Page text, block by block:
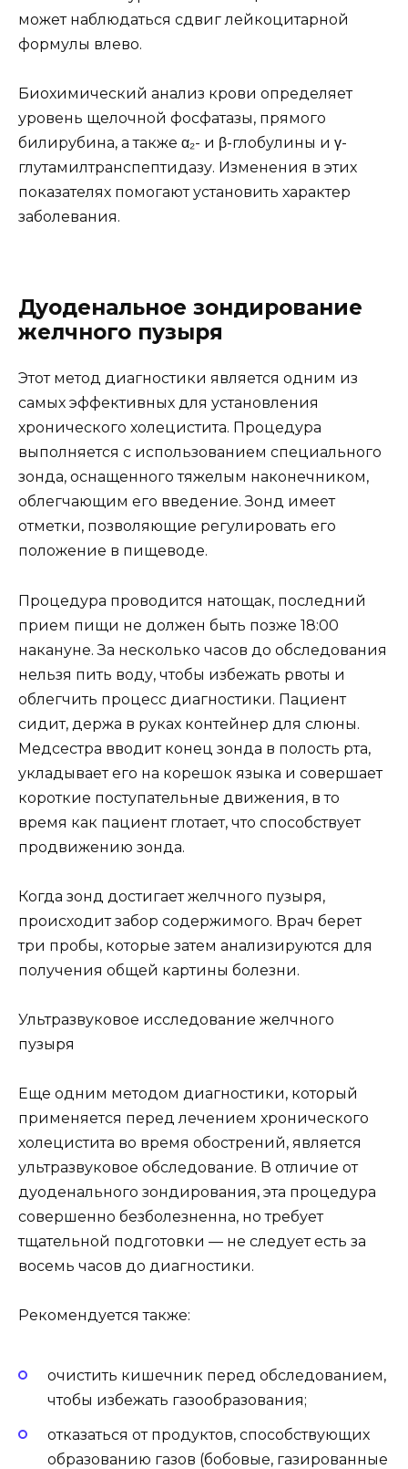
может наблюдаться сдвиг лейкоцитарной
формулы влево.
Биохимический анализ крови определяет
уровень щелочной фосфатазы, прямого
билирубина, а также α₂- и β-глобулины и γ-
глутамилтранспептидазу. Изменения в этих
показателях помогают установить характер
заболевания.
Дуоденальное зондирование
желчного пузыря
Этот метод диагностики является одним из
самых эффективных для установления
хронического холецистита. Процедура
выполняется с использованием специального
зонда, оснащенного тяжелым наконечником,
облегчающим его введение. Зонд имеет
отметки, позволяющие регулировать его
положение в пищеводе.
Процедура проводится натощак, последний
прием пищи не должен быть позже 18:00
накануне. За несколько часов до обследования
нельзя пить воду, чтобы избежать рвоты и
облегчить процесс диагностики. Пациент
сидит, держа в руках контейнер для слюны.
Медсестра вводит конец зонда в полость рта,
укладывает его на корешок языка и совершает
короткие поступательные движения, в то
время как пациент глотает, что способствует
продвижению зонда.
Когда зонд достигает желчного пузыря,
происходит забор содержимого. Врач берет
три пробы, которые затем анализируются для
получения общей картины болезни.
Ультразвуковое исследование желчного
пузыря
Еще одним методом диагностики, который
применяется перед лечением хронического
холецистита во время обострений, является
ультразвуковое обследование. В отличие от
дуоденального зондирования, эта процедура
совершенно безболезненна, но требует
тщательной подготовки — не следует есть за
восемь часов до диагностики.
Рекомендуется также:
очистить кишечник перед обследованием,
чтобы избежать газообразования;
отказаться от продуктов, способствующих
образованию газов (бобовые, газированные